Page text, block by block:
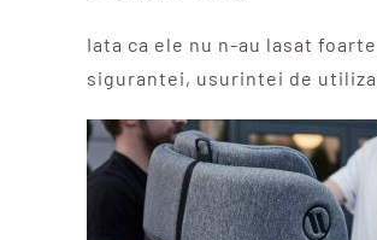
Iata ca ele nu n-au lasat
sigurantei, usurintei de